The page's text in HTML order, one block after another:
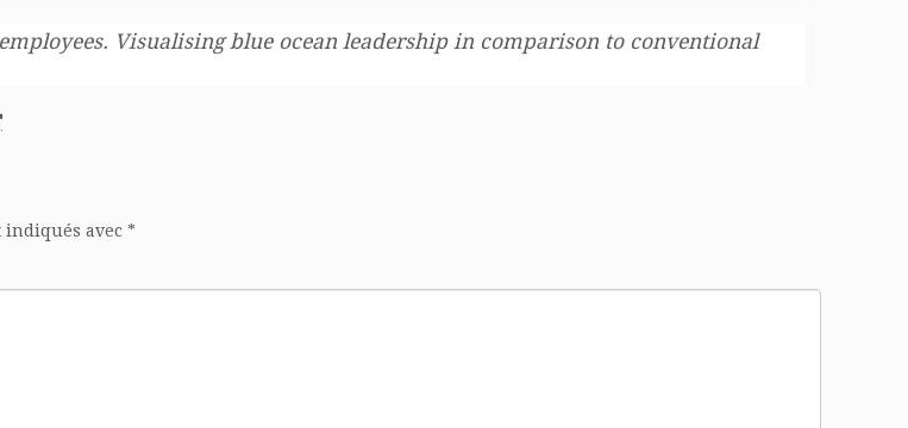
Visualising blue ocean leadership in comparison to conventional
indiqués avec *